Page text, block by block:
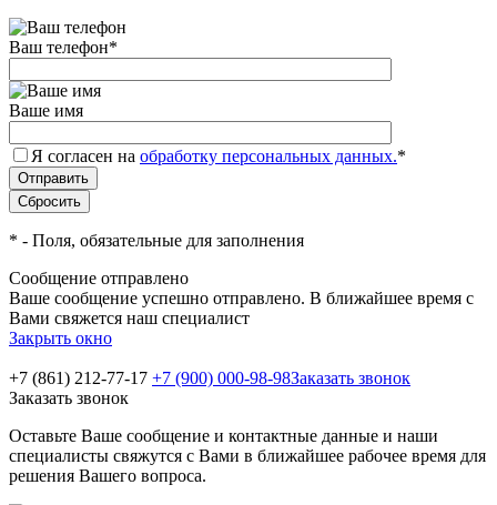
Ваш телефон*
Ваше имя
Я согласен на обработку персональных данных.*
* - Поля, обязательные для заполнения
Сообщение отправлено
Ваше сообщение успешно отправлено. В ближайшее время с
Вами свяжется наш специалист
Закрыть окно
+7 (861) 212-77-17 +7 (900) 000-98-98Заказать звонок
Заказать звонок
Оставьте Ваше сообщение и контактные данные и наши
специалисты свяжутся с Вами в ближайшее рабочее время для
решения Вашего вопроса.